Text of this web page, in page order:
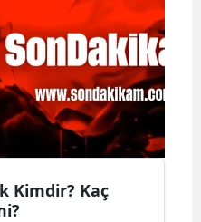
Kimdir? Kaç